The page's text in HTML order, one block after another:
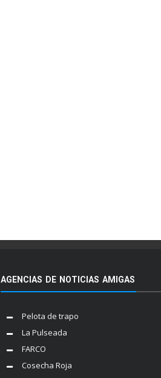
AGENCIAS DE NOTICIAS AMIGAS
Pelota de trapo
La Pulseada
FARCO
Cosecha Roja